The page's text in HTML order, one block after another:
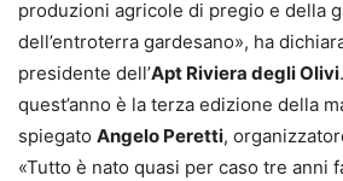
produzioni agricole di pregio e della
dell’entroterra gardesano», ha
presidente dell’Apt Riviera degli Olivi
quest’anno è la terza edizione della
spiegato Angelo Peretti,
«Tutto è nato quasi per caso tre anni